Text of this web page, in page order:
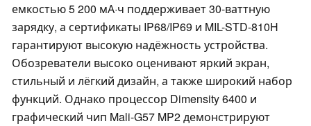
емкостью 5 200 мА·ч поддерживает 30-ваттную
зарядку, а сертификаты IP68/IP69 и MIL-STD-810H
гарантируют высокую надёжность устройства.
Обозреватели высоко оценивают яркий экран,
стильный и лёгкий дизайн, а также широкий набор
функций. Однако процессор Dimensity 6400 и
графический чип Mali-G57 MP2 демонстрируют